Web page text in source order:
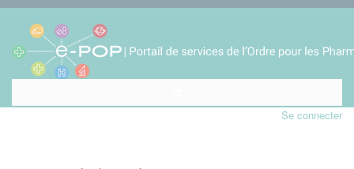
Se connecter